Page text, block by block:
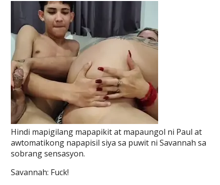
Hindi mapigilang mapapikit at mapaungol ni Paul at
awtomatikong napapisil siya sa puwit ni Savannah sa
sobrang sensasyon.
Savannah: Fuck!